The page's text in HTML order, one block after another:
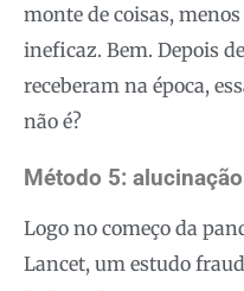
monte de coisas,
ineficaz. Bem. Depois
receberam na época,
não é?
Método 5:
Logo no começo da
Lancet, um estudo